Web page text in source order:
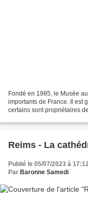
Fondé en 1985, le Musée
importants de France. Il est
certains sont propriétaires
Reims - La
Publié le 05/07/2023 à
Par Baronne Samedi